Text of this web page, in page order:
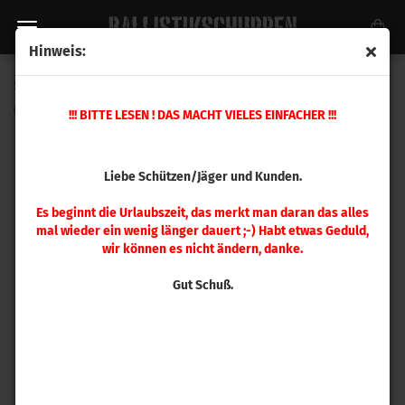
Hinweis:
!!! BITTE LESEN ! DAS MACHT VIELES EINFACHER !!!
Liebe Schützen/Jäger und Kunden.
Es beginnt die Urlaubszeit, das merkt man daran das alles
mal wieder ein wenig länger dauert ;-) Habt etwas Geduld,
wir können es nicht ändern, danke.
Gut Schuß.
Speer .451 Cooper Plated 230gr 500 Stück
4714)